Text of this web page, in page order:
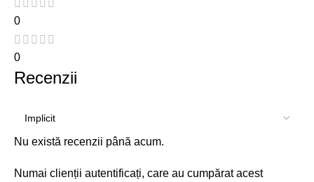
0
0
Recenzii
Nu există recenzii până acum.
Numai clienții autentificați, care au cumpărat acest